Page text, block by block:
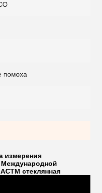
помоха
измерения
Международной
стеклянная